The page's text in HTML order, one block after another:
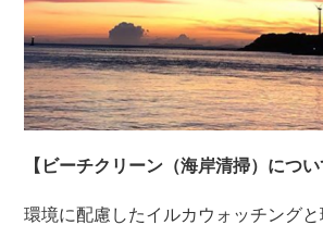
【ビーチクリーン（海岸清掃）につい
環境に配慮したイルカウォッチング